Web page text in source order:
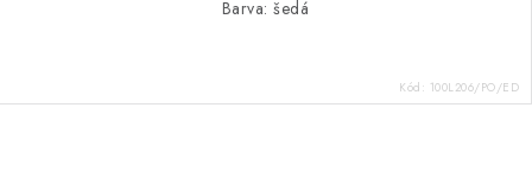
Barva: šedá
Kód: 100L206/PO/ED